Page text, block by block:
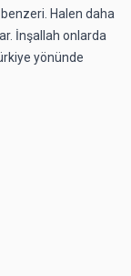
Halen daha
İnşallah onlarda
yönünde